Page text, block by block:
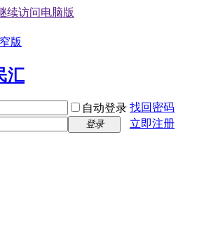
续访问电脑版
版
自动登录 找回密码
登录 立即注册